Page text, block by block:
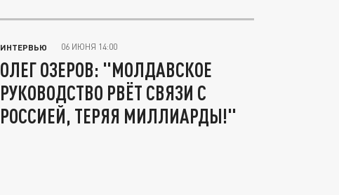
ИНТЕРВЬЮ 06 ИЮНЯ 14:00
ОЛЕГ ОЗЕРОВ: "МОЛДАВСКОЕ
РУКОВОДСТВО РВЁТ СВЯЗИ С
РОССИЕЙ, ТЕРЯЯ МИЛЛИАРДЫ!"